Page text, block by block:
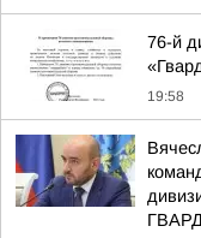
76-й
19:58